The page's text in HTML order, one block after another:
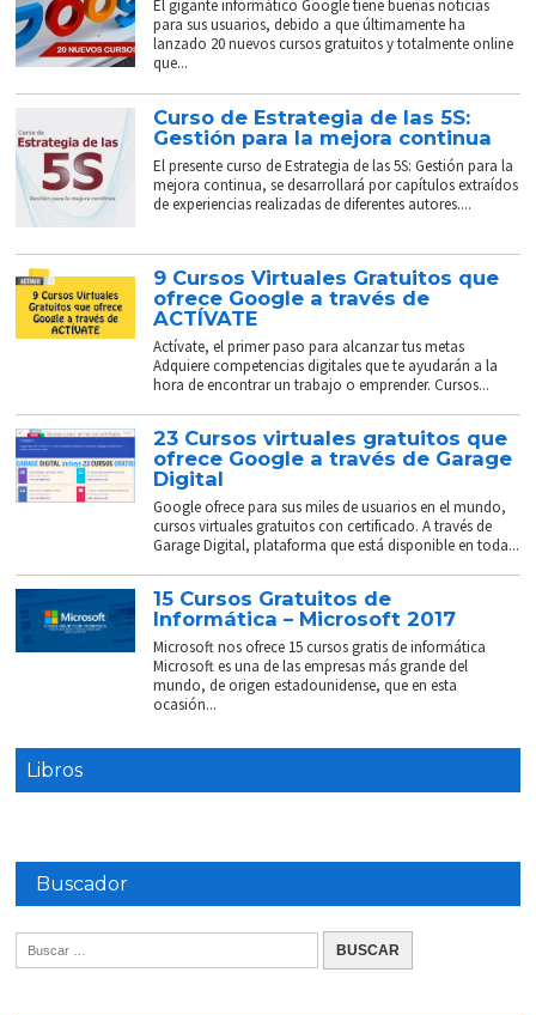
El gigante informático Google tiene buenas noticias
para sus usuarios, debido a que últimamente ha
lanzado 20 nuevos cursos gratuitos y totalmente online
que...
Curso de Estrategia de las 5S:
Gestión para la mejora continua
El presente curso de Estrategia de las 5S: Gestión para la
mejora continua, se desarrollará por capítulos extraídos
de experiencias realizadas de diferentes autores....
9 Cursos Virtuales Gratuitos que
ofrece Google a través de
ACTÍVATE
Actívate, el primer paso para alcanzar tus metas
Adquiere competencias digitales que te ayudarán a la
hora de encontrar un trabajo o emprender. Cursos...
23 Cursos virtuales gratuitos que
ofrece Google a través de Garage
Digital
Google ofrece para sus miles de usuarios en el mundo,
cursos virtuales gratuitos con certificado. A través de
Garage Digital, plataforma que está disponible en toda...
15 Cursos Gratuitos de
Informática – Microsoft 2017
Microsoft nos ofrece 15 cursos gratis de informática
Microsoft es una de las empresas más grande del
mundo, de origen estadounidense, que en esta
ocasión...
Libros
Buscador